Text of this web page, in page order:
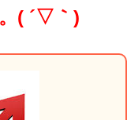
( ´▽｀)